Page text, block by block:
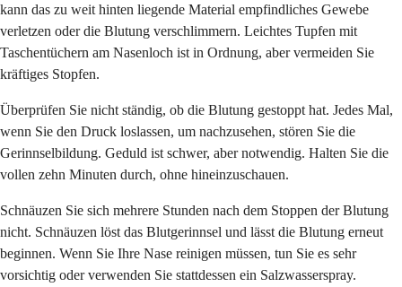
kann das zu weit hinten liegende Material empfindliches Gewebe
verletzen oder die Blutung verschlimmern. Leichtes Tupfen mit
Taschentüchern am Nasenloch ist in Ordnung, aber vermeiden Sie
kräftiges Stopfen.
Überprüfen Sie nicht ständig, ob die Blutung gestoppt hat. Jedes Mal,
wenn Sie den Druck loslassen, um nachzusehen, stören Sie die
Gerinnselbildung. Geduld ist schwer, aber notwendig. Halten Sie die
vollen zehn Minuten durch, ohne hineinzuschauen.
Schnäuzen Sie sich mehrere Stunden nach dem Stoppen der Blutung
nicht. Schnäuzen löst das Blutgerinnsel und lässt die Blutung erneut
beginnen. Wenn Sie Ihre Nase reinigen müssen, tun Sie es sehr
vorsichtig oder verwenden Sie stattdessen ein Salzwasserspray.